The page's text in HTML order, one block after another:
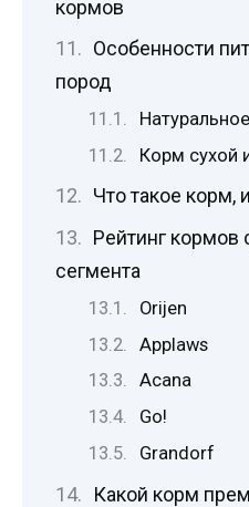
кормов
Особенности
пород
Корм сухой
Что такое корм,
Рейтинг кормов
сегмента
Orijen
Applaws
Acana
Go!
Grandorf
Какой корм